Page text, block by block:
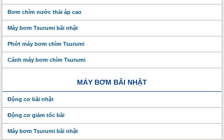
Bơm chìm nước thải áp cao
Máy bơm Tsurumi bãi nhật
Phớt máy bơm chìm Tsurumi
Cánh máy bơm chìm Tsurumi
MÁY BƠM BÃI NHẬT
Động cơ bãi nhật
Động cơ giảm tốc bãi
Máy bơm Tsurumi bãi nhật